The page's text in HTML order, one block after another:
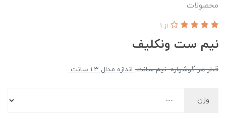
محصولات
نیم ست ونکلیف
از 1
قطر هر گوشوارهنیم سانت.اندازه مدال ۱.۳ سانت
وزن